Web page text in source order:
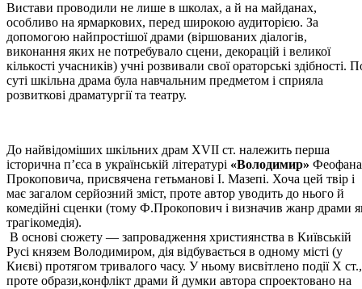
Вистави проводили не лише в школах, а й на майданах,
особливо на ярмаркових, перед широкою аудиторією. За
допомогою найпростішої драми (віршованих діалогів,
виконання яких не потребувало сцени, декорацій і великої
кількості учасників) учні розвивали свої ораторські здібності.
суті шкільна драма була навчальним предметом і сприяла
розвиткові драматургії та театру.
До найвідоміших шкільних драм ХVІІ ст. належить перша
історична п’єса в українській літературі «Володимир» Феофана
Прокоповича, присвячена гетьманові І. Мазепі. Хоча цей твір і
має загалом серйозний зміст, проте автор уводить до нього й
комедійні сценки (тому Ф.Прокопович і визначив жанр драми
трагікомедія).
В основі сюжету — запровадження християнства в Київській
Русі князем Володимиром, дія відбувається в одному місті (у
Києві) протягом тривалого часу. У ньому висвітлено події Х ст.,
проте образи,конфлікт драми й думки автора спроектовано на